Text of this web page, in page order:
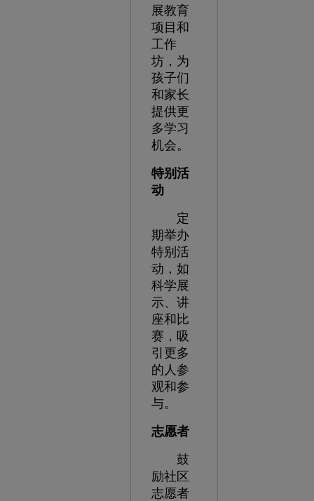
展教育
项目和
工作
坊，为
孩子们
和家长
提供更
多学习
机会。
特别活
动
定
期举办
特别活
动，如
科学展
示、讲
座和比
赛，吸
引更多
的人参
观和参
与。
志愿者
鼓
励社区
志愿者